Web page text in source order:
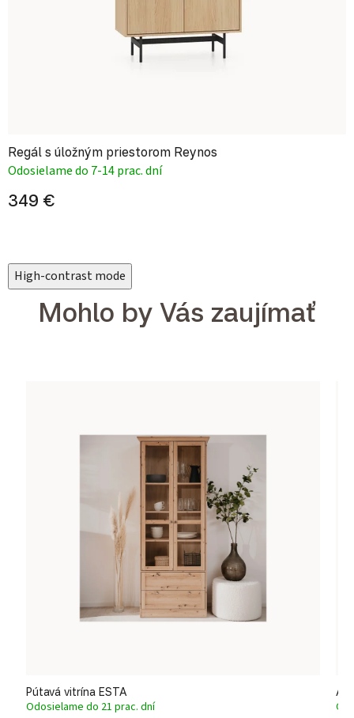
Regál s úložným priestorom Reynos
Odosielame do 7-14 prac. dní
349 €
High-contrast mode
Mohlo by Vás zaujímať
Pútavá vitrína ESTA
Odosielame do 21 prac. dní